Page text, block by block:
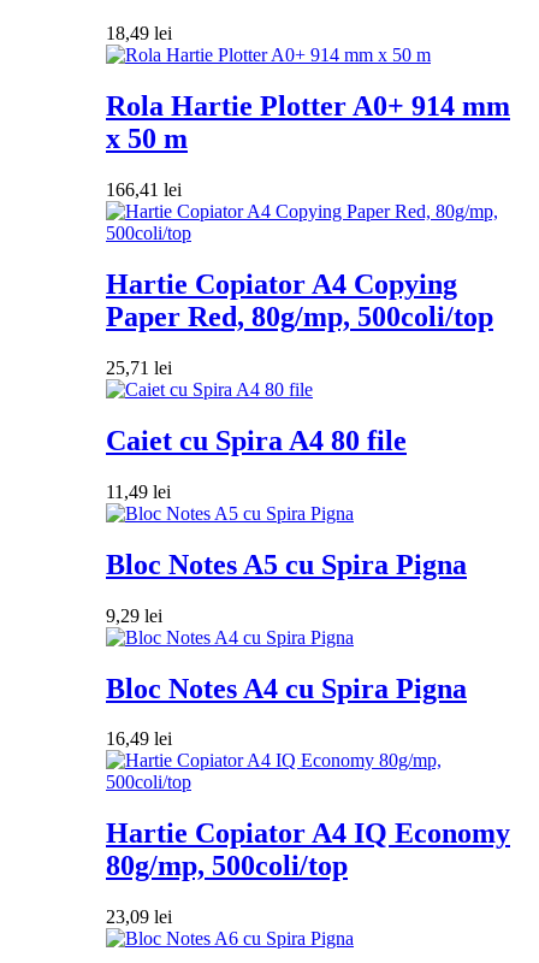
18,49 lei
Rola Hartie Plotter A0+ 914 mm
x 50 m
166,41 lei
Hartie Copiator A4 Copying
Paper Red, 80g/mp, 500coli/top
25,71 lei
Caiet cu Spira A4 80 file
11,49 lei
Bloc Notes A5 cu Spira Pigna
9,29 lei
Bloc Notes A4 cu Spira Pigna
16,49 lei
Hartie Copiator A4 IQ Economy
80g/mp, 500coli/top
23,09 lei